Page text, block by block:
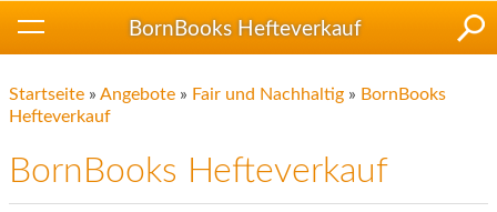
BornBooks Hefteverkauf
Startseite » Angebote » Fair und Nachhaltig » BornBooks
Hefteverkauf
BornBooks Hefteverkauf